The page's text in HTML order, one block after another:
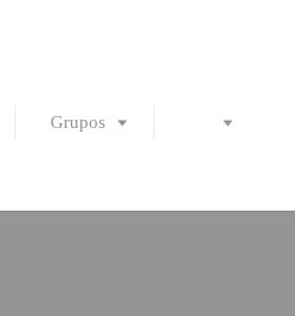
Grupos